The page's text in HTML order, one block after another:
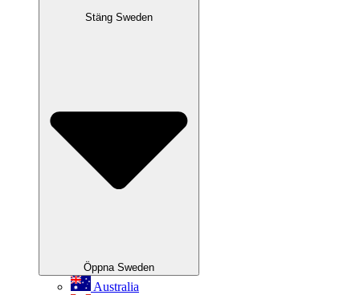
Stäng Sweden
Öppna Sweden
Australia